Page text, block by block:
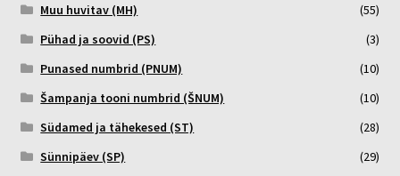
Muu huvitav (MH)
(55)
Pühad ja soovid (PS)
(3)
Punased numbrid (PNUM)
(10)
Šampanja tooni numbrid (ŠNUM)
(10)
Südamed ja tähekesed (ST)
(28)
Sünnipäev (SP)
(29)